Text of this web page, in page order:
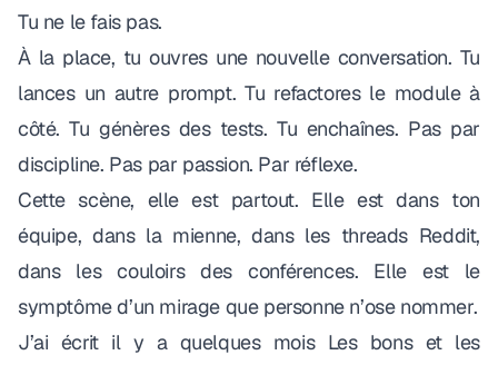
Tu ne le fais pas.
À la place, tu ouvres une nouvelle conversation. Tu
lances un autre prompt. Tu refactores le module à
côté. Tu génères des tests. Tu enchaînes. Pas par
discipline. Pas par passion. Par réflexe.
Cette scène, elle est partout. Elle est dans ton
équipe, dans la mienne, dans les threads Reddit,
dans les couloirs des conférences. Elle est le
symptôme d’un mirage que personne n’ose nommer.
J’ai écrit il y a quelques mois Les bons et les